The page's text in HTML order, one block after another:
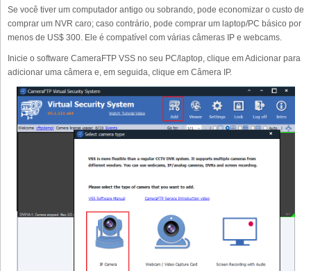
Se você tiver um computador antigo ou sobrando, pode economizar o custo de
comprar um NVR caro; caso contrário, pode comprar um laptop/PC básico por
menos de US$ 300. Ele é compatível com várias câmeras IP e webcams.
Inicie o software CameraFTP VSS no seu PC/laptop, clique em Adicionar para
adicionar uma câmera e, em seguida, clique em Câmera IP.